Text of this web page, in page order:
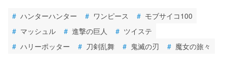
# ハンターハンター # ワンピース # モブサイコ100
# マッシュル # 進撃の巨人 # ツイステ
# ハリーポッター # 刀剣乱舞 # 鬼滅の刃 # 魔女の旅々